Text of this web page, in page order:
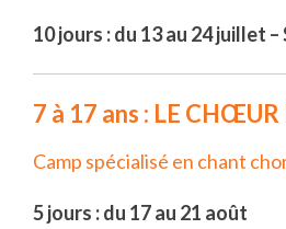
10 jours : du 13 au 24 juillet –
7 à 17 ans : LE CHŒUR
Camp spécialisé en chant
5 jours : du 17 au 21 août